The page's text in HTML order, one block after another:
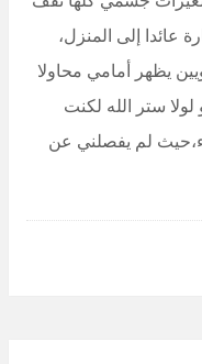
عائدا إلى المنزل،
يظهر أمامي محاولا
ستر الله لكنت
لم يفصلني عن